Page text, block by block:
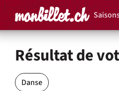
Accueil
Résultat de
Groupes
Danse